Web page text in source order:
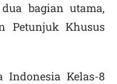
bagian utama,
Petunjuk Khusus
Indonesia Kelas-8